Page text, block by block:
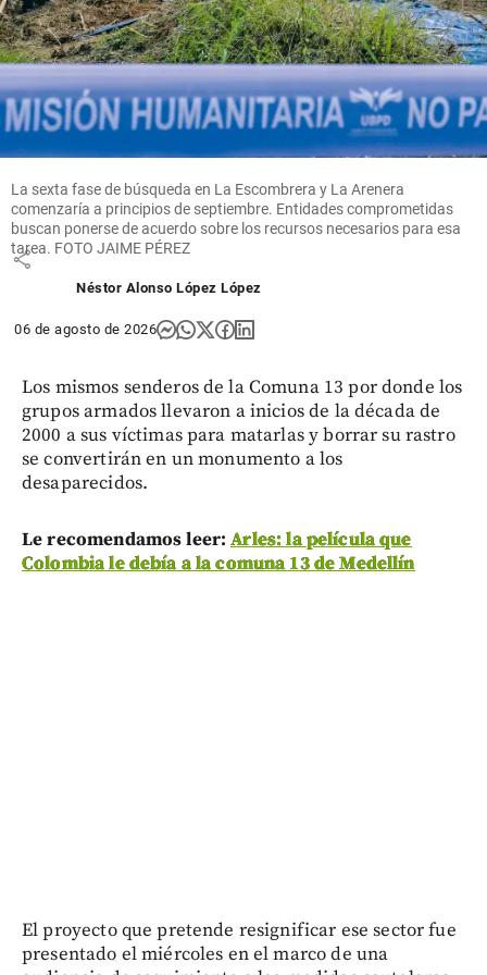
Entretenimiento
¡Está muy
cambiada!
Epa Colombia
redes y
parece otra
share
La sexta fase de búsqueda en La Escombrera y La Arenera
comenzaría a principios de septiembre. Entidades comprometidas
buscan ponerse de acuerdo sobre los recursos necesarios para esa
tarea. FOTO JAIME PÉREZ
Néstor Alonso López López
06 de agosto de 2026
Los mismos senderos de la Comuna 13 por donde los
grupos armados llevaron a inicios de la década de
2000 a sus víctimas para matarlas y borrar su rastro
se convertirán en un monumento a los
desaparecidos.
Le recomendamos leer:Arles: la película que
Colombia le debía a la comuna 13 de Medellín
El proyecto que pretende resignificar ese sector fue
presentado el miércoles en el marco de una